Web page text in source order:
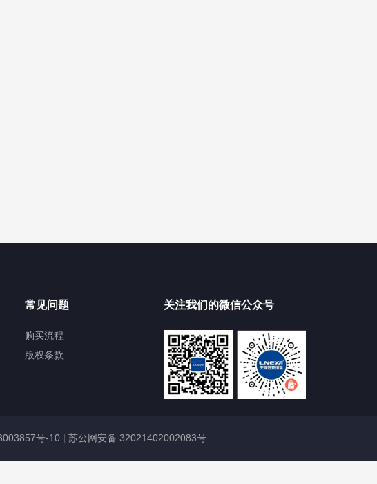
常见问题
购买流程
版权条款
关注我们的微信公众号
号-10 | 苏公网安备 32021402002083号